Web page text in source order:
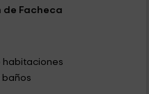
de Facheca
habitaciones
baños